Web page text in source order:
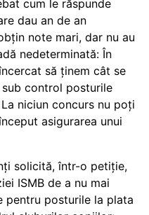
cum le răspunde
dau an de an
note mari, dar nu au
nedeterminată: În
să ținem cât se
control posturile
niciun concurs nu poți
asigurarea unui
solicită, într-o petiție,
ISMB de a nu mai
pentru posturile la plata